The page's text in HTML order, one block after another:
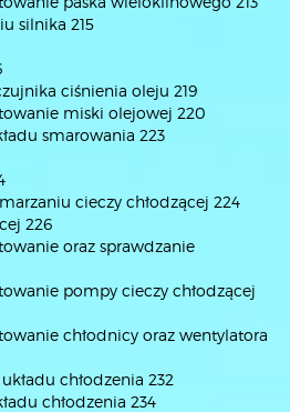
silnika 215
ciśnienia oleju 219
miski olejowej 220
smarowania 223
cieczy chłodzącej 224
226
oraz sprawdzanie
pompy cieczy chłodzącej
chłodnicy oraz wentylatora
chłodzenia 232
chłodzenia 234